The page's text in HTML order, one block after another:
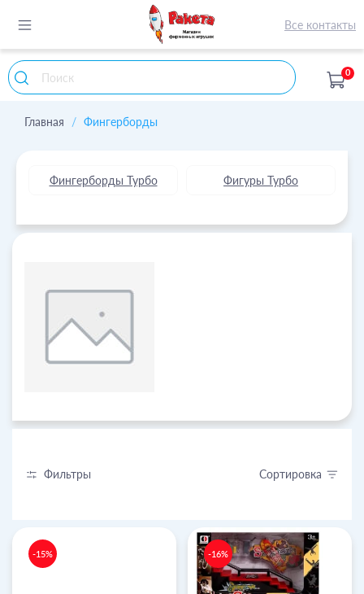
Все контакты
0
Главная Фингерборды
Фингерборды Турбо Фигуры Турбо
Фильтры Сортировка
-15% -16%